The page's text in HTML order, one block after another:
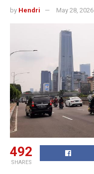
by Hendri May 28, 2026
492
SHARES